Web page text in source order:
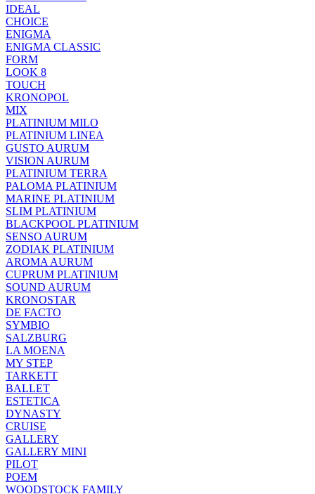
IDEAL
CHOICE
ENIGMA
ENIGMA CLASSIC
FORM
LOOK 8
TOUCH
KRONOPOL
MIX
PLATINIUM MILO
PLATINIUM LINEA
GUSTO AURUM
VISION AURUM
PLATINIUM TERRA
PALOMA PLATINIUM
MARINE PLATINIUM
SLIM PLATINIUM
BLACKPOOL PLATINIUM
SENSO AURUM
ZODIAK PLATINIUM
AROMA AURUM
CUPRUM PLATINIUM
SOUND AURUM
KRONOSTAR
DE FACTO
SYMBIO
SALZBURG
LA MOENA
MY STEP
TARKETT
BALLET
ESTETICA
DYNASTY
CRUISE
GALLERY
GALLERY MINI
PILOT
POEM
WOODSTOCK FAMILY